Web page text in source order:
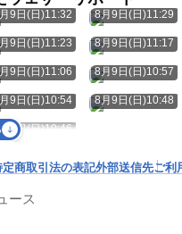
9日(日)11:32 8月9日(日)11:29
9日(日)11:23 8月9日(日)11:17
9日(日)11:06 8月9日(日)10:57
9日(日)10:54 8月9日(日)10:48
9日(日)10:46
定商取引法の表記外部送信先ご利
ース